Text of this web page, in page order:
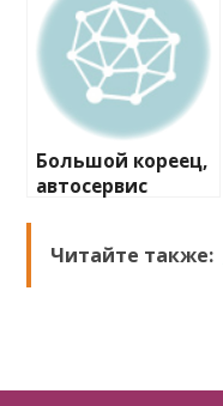
Большой кореец,
автосервис
Читайте также: